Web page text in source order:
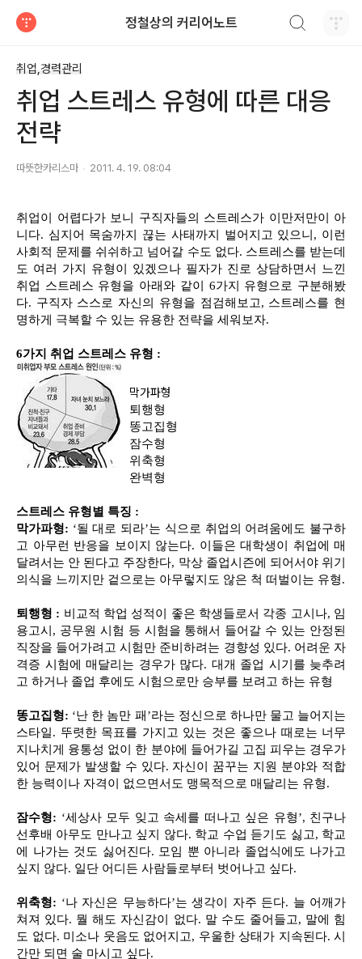
정철상의 커리어노트
취업,경력관리
취업 스트레스 유형에 따른 대응
전략
따뜻한카리스마 2011. 4. 19. 08:04
취업이 어렵다가 보니 구직자들의 스트레스가 이만저만이 아
니다. 심지어 목숨까지 끊는 사태까지 벌어지고 있으니, 이런
사회적 문제를 쉬쉬하고 넘어갈 수도 없다. 스트레스를 받는데
도 여러 가지 유형이 있겠으나 필자가 진로 상담하면서 느낀
취업 스트레스 유형을 아래와 같이 6가지 유형으로 구분해봤
다. 구직자 스스로 자신의 유형을 점검해보고, 스트레스를 현
명하게 극복할 수 있는 유용한 전략을 세워보자.
6가지 취업 스트레스 유형 :
막가파형
퇴행형
똥고집형
잠수형
위축형
완벽형
스트레스 유형별 특징 :
막가파형: ‘될 대로 되라’는 식으로 취업의 어려움에도 불구하
고 아무런 반응을 보이지 않는다. 이들은 대학생이 취업에 매
달려서는 안 된다고 주장한다, 막상 졸업시즌에 되어서야 위기
의식을 느끼지만 겉으로는 아무렇지도 않은 척 떠벌이는 유형.
퇴행형 : 비교적 학업 성적이 좋은 학생들로서 각종 고시나, 임
용고시, 공무원 시험 등 시험을 통해서 들어갈 수 있는 안정된
직장을 들어가려고 시험만 준비하려는 경향성 있다. 어려운 자
격증 시험에 매달리는 경우가 많다. 대개 졸업 시기를 늦추려
고 하거나 졸업 후에도 시험으로만 승부를 보려고 하는 유형
똥고집형: ‘난 한 놈만 패’라는 정신으로 하나만 물고 늘어지는
스타일. 뚜렷한 목표를 가지고 있는 것은 좋으나 때로는 너무
지나치게 융통성 없이 한 분야에 들어가길 고집 피우는 경우가
있어 문제가 발생할 수 있다. 자신이 꿈꾸는 지원 분야와 적합
한 능력이나 자격이 없으면서도 맹목적으로 매달리는 유형.
잠수형: ‘세상사 모두 잊고 속세를 떠나고 싶은 유형’, 친구나
선후배 아무도 만나고 싶지 않다. 학교 수업 듣기도 싫고, 학교
에 나가는 것도 싫어진다. 모임 뿐 아니라 졸업식에도 나가고
싶지 않다. 일단 어디든 사람들로부터 벗어나고 싶다.
위축형: ‘나 자신은 무능하다’는 생각이 자주 든다. 늘 어깨가
쳐져 있다. 뭘 해도 자신감이 없다. 말 수도 줄어들고, 말에 힘
도 없다. 미소나 웃음도 없어지고, 우울한 상태가 지속된다. 시
간만 되면 술 마시고 싶다.